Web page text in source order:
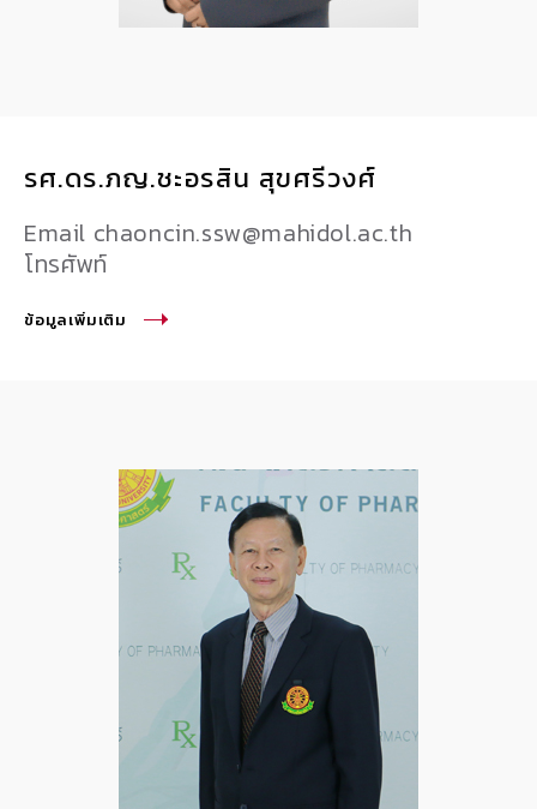
รศ.ดร.ภญ.ชะอรสิน สุขศรีวงศ์
Email chaoncin.ssw@mahidol.ac.th
โทรศัพท์
ข้อมูลเพิ่มเติม